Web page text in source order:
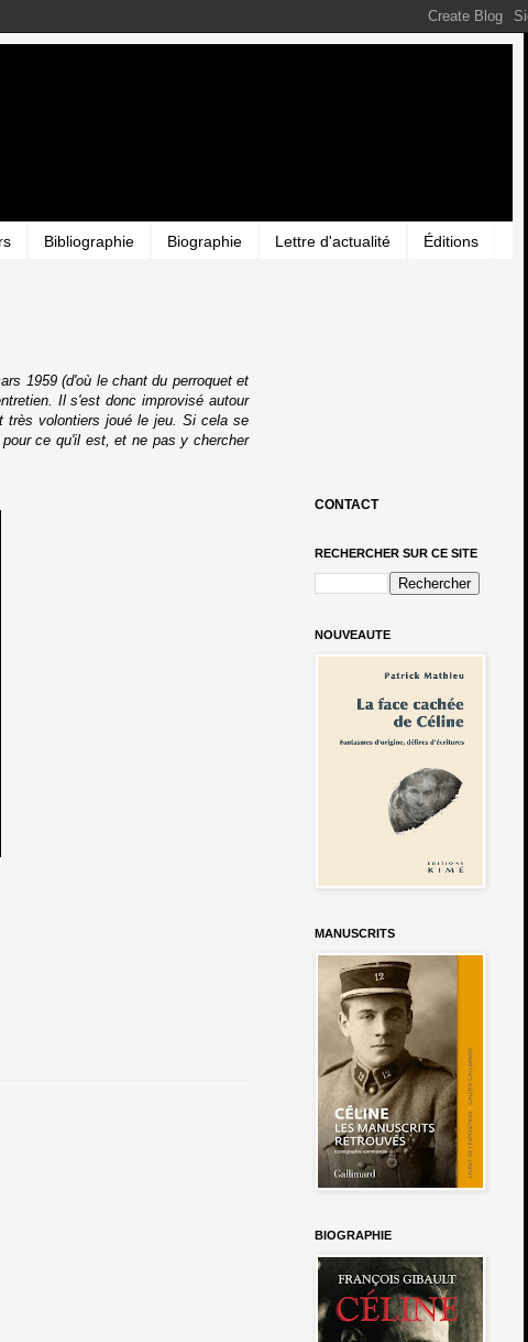
Bibliographie Biographie Lettre d'actualité Éditions
1959 (d'où le chant du perroquet et
Il s'est donc improvisé autour
très volontiers joué le jeu. Si cela se
ce qu'il est, et ne pas y chercher
CONTACT
RECHERCHER SUR CE SITE
NOUVEAUTE
MANUSCRITS
BIOGRAPHIE